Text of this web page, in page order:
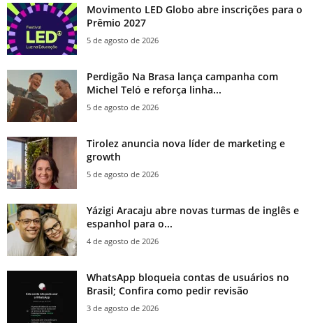
Movimento LED Globo abre inscrições para o
Prêmio 2027
5 de agosto de 2026
Perdigão Na Brasa lança campanha com
Michel Teló e reforça linha...
5 de agosto de 2026
Tirolez anuncia nova líder de marketing e
growth
5 de agosto de 2026
Yázigi Aracaju abre novas turmas de inglês e
espanhol para o...
4 de agosto de 2026
WhatsApp bloqueia contas de usuários no
Brasil; Confira como pedir revisão
3 de agosto de 2026